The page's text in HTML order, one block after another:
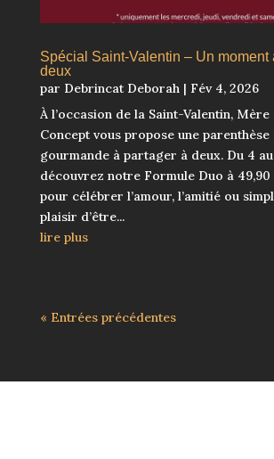
Spécial Saint-Valentin – Un moment
deux
par Debrincat Deborah | Fév 4, 2026
À l’occasion de la Saint-Valentin,
Concept vous propose une
gourmande à partager à deux. Du 4
découvrez notre Formule Duo à 49,90
pour célébrer l’amour, l’amitié ou
plaisir d’être...
lire plus
« Entrées précédentes